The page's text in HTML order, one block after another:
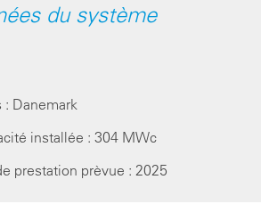
du système
: Danemark
installée : 304 MWc
prestation prèvue : 2025